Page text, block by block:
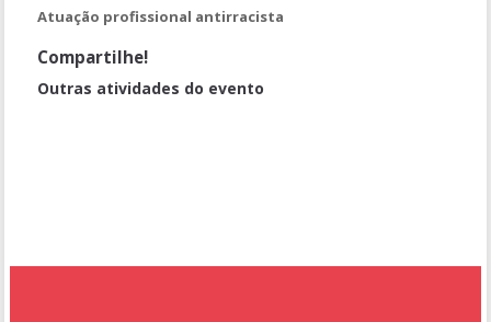
Atuação profissional antirracista
Compartilhe!
Outras atividades do evento